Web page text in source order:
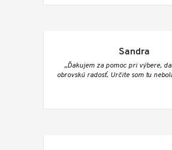
Sandra
„Ďakujem za pomoc pri výbere,
obrovskú radosť. Určite som tu